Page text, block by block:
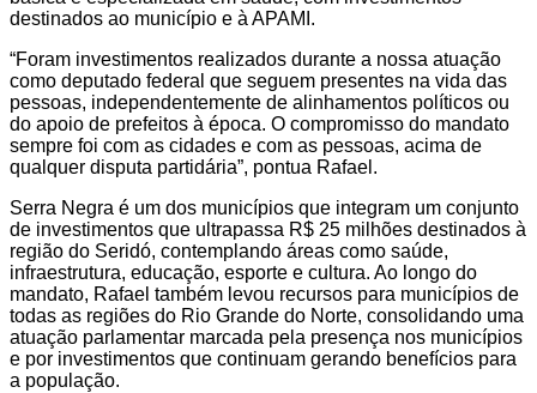
destinados ao município e à APAMI.
“Foram investimentos realizados durante a nossa atuação
como deputado federal que seguem presentes na vida das
pessoas, independentemente de alinhamentos políticos ou
do apoio de prefeitos à época. O compromisso do mandato
sempre foi com as cidades e com as pessoas, acima de
qualquer disputa partidária”, pontua Rafael.
Serra Negra é um dos municípios que integram um conjunto
de investimentos que ultrapassa R$ 25 milhões destinados à
região do Seridó, contemplando áreas como saúde,
infraestrutura, educação, esporte e cultura. Ao longo do
mandato, Rafael também levou recursos para municípios de
todas as regiões do Rio Grande do Norte, consolidando uma
atuação parlamentar marcada pela presença nos municípios
e por investimentos que continuam gerando benefícios para
a população.